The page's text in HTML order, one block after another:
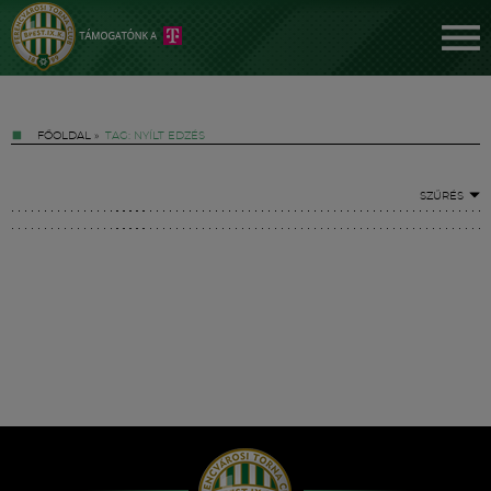
FŐOLDAL » TAG: NYÍLT EDZÉS
SZŰRÉS
Hírek